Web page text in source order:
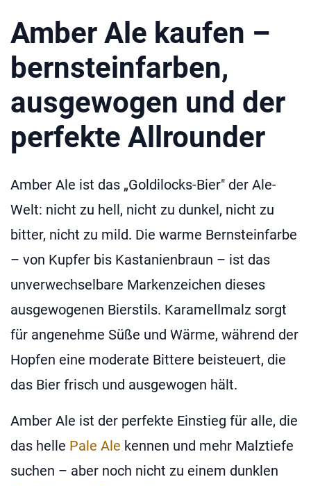
Amber Ale kaufen –
bernsteinfarben,
ausgewogen und der
perfekte Allrounder
Amber Ale ist das „Goldilocks-Bier" der Ale-
Welt: nicht zu hell, nicht zu dunkel, nicht zu
bitter, nicht zu mild. Die warme Bernsteinfarbe
– von Kupfer bis Kastanienbraun – ist das
unverwechselbare Markenzeichen dieses
ausgewogenen Bierstils. Karamellmalz sorgt
für angenehme Süße und Wärme, während der
Hopfen eine moderate Bittere beisteuert, die
das Bier frisch und ausgewogen hält.
Amber Ale ist der perfekte Einstieg für alle, die
das helle Pale Ale kennen und mehr Malztiefe
suchen – aber noch nicht zu einem dunklen